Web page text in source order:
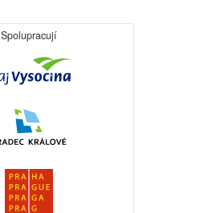
Spolupracují